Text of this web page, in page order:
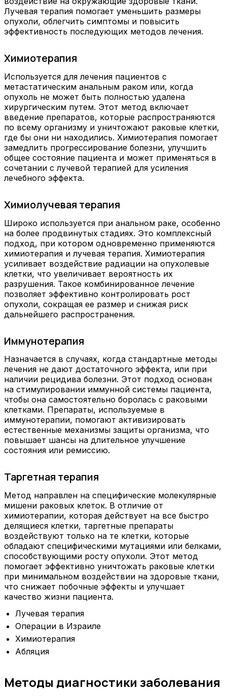
Лучевая терапия помогает уменьшить размеры
опухоли, облегчить симптомы и повысить
эффективность последующих методов лечения.
Химиотерапия
Используется для лечения пациентов с
метастатическим анальным раком или, когда
опухоль не может быть полностью удалена
хирургическим путем. Этот метод включает
введение препаратов, которые распространяются
по всему организму и уничтожают раковые клетки,
где бы они ни находились. Химиотерапия помогает
замедлить прогрессирование болезни, улучшить
общее состояние пациента и может применяться в
сочетании с лучевой терапией для усиления
лечебного эффекта.
Химиолучевая терапия
Широко используется при анальном раке, особенно
на более продвинутых стадиях. Это комплексный
подход, при котором одновременно применяются
химиотерапия и лучевая терапия. Химиотерапия
усиливает воздействие радиации на опухолевые
клетки, что увеличивает вероятность их
разрушения. Такое комбинированное лечение
позволяет эффективно контролировать рост
опухоли, сокращая ее размер и снижая риск
дальнейшего распространения.
Иммунотерапия
Назначается в случаях, когда стандартные методы
лечения не дают достаточного эффекта, или при
наличии рецидива болезни. Этот подход основан
на стимулировании иммунной системы пациента,
чтобы она самостоятельно боролась с раковыми
клетками. Препараты, используемые в
иммунотерапии, помогают активизировать
естественные механизмы защиты организма, что
повышает шансы на длительное улучшение
состояния или ремиссию.
Таргетная терапия
Метод направлен на специфические молекулярные
мишени раковых клеток. В отличие от
химиотерапии, которая действует на все быстро
делящиеся клетки, таргетные препараты
воздействуют только на те клетки, которые
обладают специфическими мутациями или белками,
способствующими росту опухоли. Этот метод
помогает эффективно уничтожать раковые клетки
при минимальном воздействии на здоровые ткани,
что снижает побочные эффекты и улучшает
качество жизни пациента.
Лучевая терапия
Операции в Израиле
Химиотерапия
Абляция
Методы диагностики заболевания